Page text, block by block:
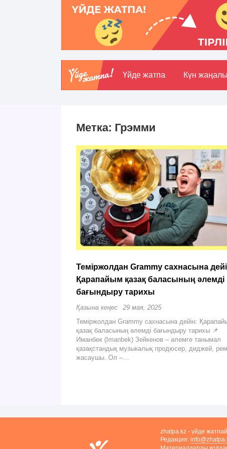
Үйде жатпа Күн
Метка: Грэмми
Теміржолдан Grammy сахнасына
Қарапайым қазақ баласының әлемді
бағындыру тарихы
Қазына кеңес
29 мая, 2025
Теміржолдан Grammy сахнасына дейін:
қазақ баласының әлемді бағындыру тарихы 📌
Иманбек (Imanbek) Зейкенов – әлемге танымал
қазақстандық музыкалық продюсер, диджей,
жасаушы. Ол –…
zhatpa.kz - үйде
Редакция: